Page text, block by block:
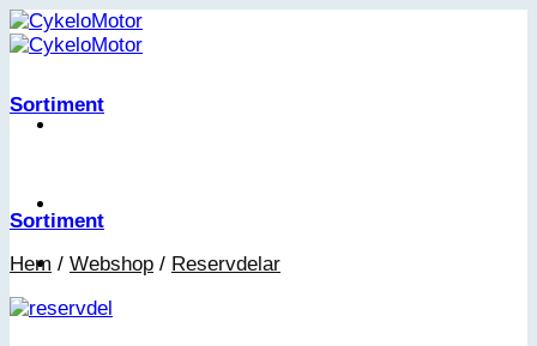
Skip
to
Sortiment
Sortiment
Hem / Webshop / Reservdelar